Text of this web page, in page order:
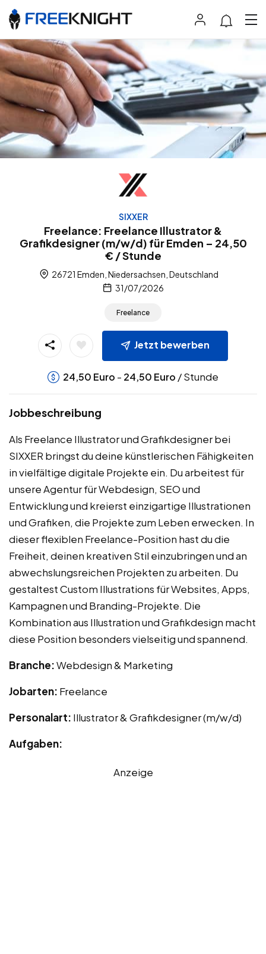
SIXXER
Freelance: Freelance Illustrator &
Grafikdesigner (m/w/d) für Emden – 24,50
€ / Stunde
26721 Emden, Niedersachsen, Deutschland
31/07/2026
Freelance
Jetzt bewerben
24,50 Euro - 24,50 Euro / Stunde
Jobbeschreibung
Als Freelance Illustrator und Grafikdesigner bei
SIXXER bringst du deine künstlerischen Fähigkeiten
in vielfältige digitale Projekte ein. Du arbeitest für
unsere Agentur für Webdesign, SEO und
Entwicklung und kreierst einzigartige Illustrationen
und Grafiken, die Projekte zum Leben erwecken. In
dieser flexiblen Freelance-Position hast du die
Freiheit, deinen kreativen Stil einzubringen und an
abwechslungsreichen Projekten zu arbeiten. Du
gestaltest Custom Illustrations für Websites, Apps,
Kampagnen und Branding-Projekte. Die
Kombination aus Illustration und Grafikdesign macht
diese Position besonders vielseitig und spannend.
Branche:Webdesign & Marketing
Jobarten: Freelance
Personalart: Illustrator & Grafikdesigner (m/w/d)
Aufgaben:
Anzeige